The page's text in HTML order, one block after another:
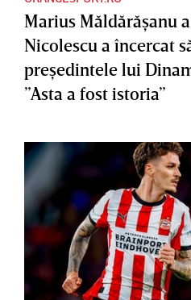
Marius Măldărăşanu
Nicolescu a încercat
preşedintele lui
”Asta a fost istoria”